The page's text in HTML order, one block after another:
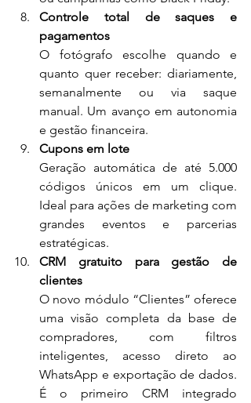
Controle total de saques e
pagamentos
O fotógrafo escolhe quando e
quanto quer receber: diariamente,
semanalmente ou via saque
manual. Um avanço em autonomia
e gestão financeira.
Cupons em lote
Geração automática de até 5.000
códigos únicos em um clique.
Ideal para ações de marketing com
grandes eventos e parcerias
estratégicas.
CRM gratuito para gestão de
clientes
O novo módulo “Clientes” oferece
uma visão completa da base de
compradores, com filtros
inteligentes, acesso direto ao
WhatsApp e exportação de dados.
É o primeiro CRM integrado